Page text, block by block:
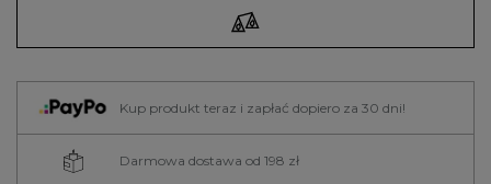
Kup produkt teraz i zapłać dopiero za 30 dni!
Darmowa dostawa od 198 zł